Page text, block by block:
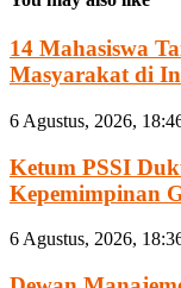
14 Mahasiswa
Masyarakat di
6 Agustus, 2026,
Ketum PSSI
Kepemimpinan
6 Agustus, 2026,